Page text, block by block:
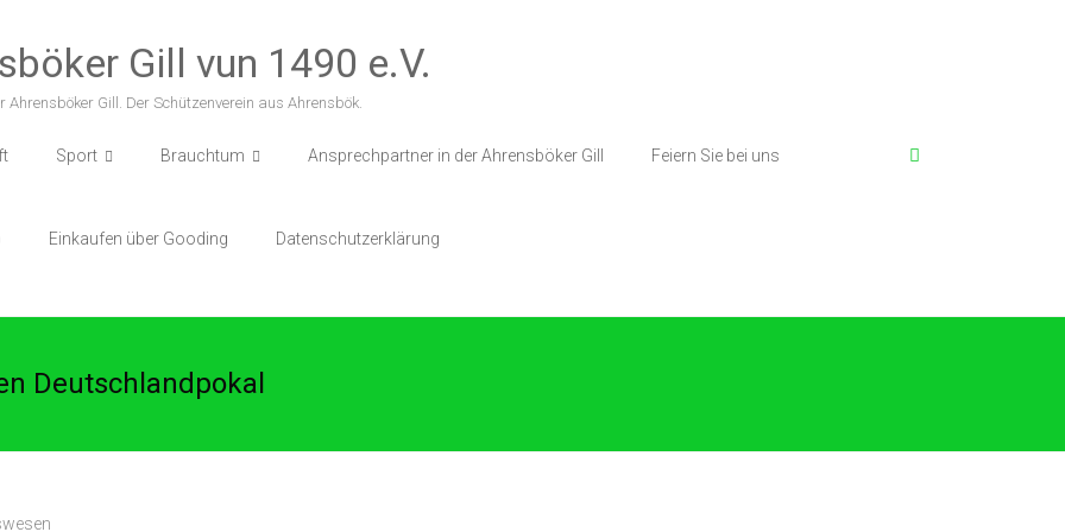
Gill vun 1490 e.V.
Ahrensböker Gill. Der Schützenverein aus Ahrensbök.
Sport Brauchtum Ansprechpartner in der Ahrensböker Gill Feiern Sie bei uns
Einkaufen über Gooding Datenschutzerklärung
Deutschlandpokal